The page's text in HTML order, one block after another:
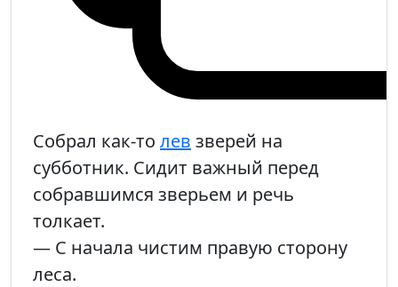
Собрал как-то лев зверей на
субботник. Сидит важный перед
собравшимся зверьем и речь
толкает.
— С начала чистим правую сторону
леса.